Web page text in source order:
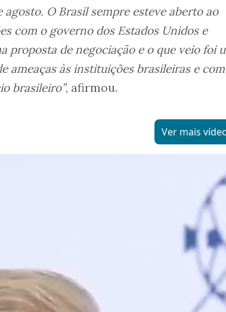
O Brasil sempre esteve aberto ao
com o governo dos Estados Unidos e
proposta de negociação e o que veio foi
ameaças às instituições brasileiras e com
brasileiro”, afirmou.
Ver mais